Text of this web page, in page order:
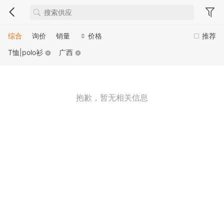
推荐
综合 询价 销量
价格
T恤|polo衫
广西
抱歉，暂无相关信息